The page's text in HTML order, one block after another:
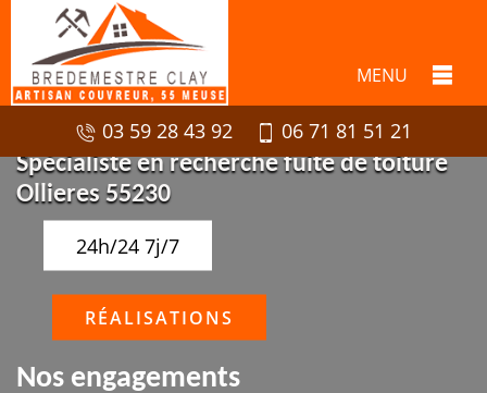
MENU
03 59 28 43 92
06 71 81 51 21
Spécialiste en recherche fuite de toiture
Ollieres 55230
24h/24 7j/7
RÉALISATIONS
Nos engagements